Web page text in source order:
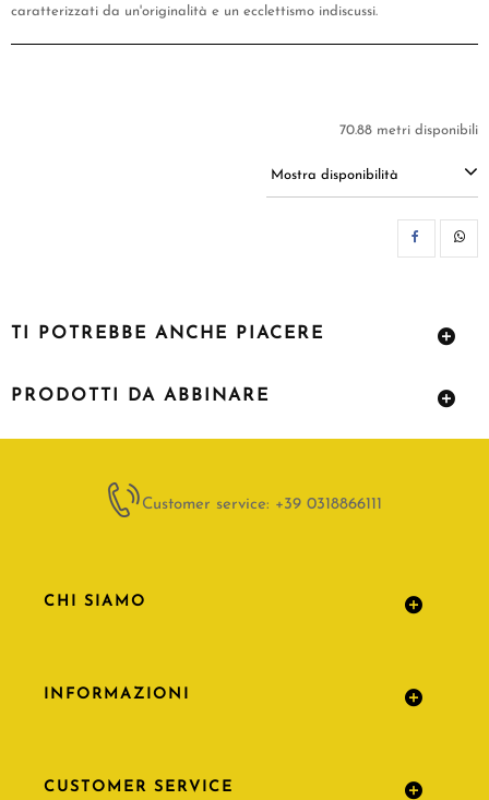
caratterizzati da un'originalità e un ecclettismo indiscussi.
70.88 metri disponibili
Mostra disponibilità
TI POTREBBE ANCHE PIACERE
PRODOTTI DA ABBINARE
Customer service: +39 0318866111
CHI SIAMO
INFORMAZIONI
CUSTOMER SERVICE